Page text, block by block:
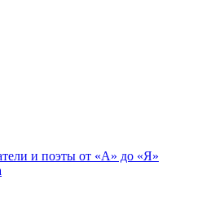
и поэты от «А» до «Я»